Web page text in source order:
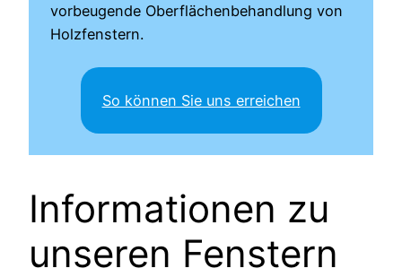
vorbeugende Oberflächenbehandlung von
Holzfenstern.
So können Sie uns erreichen
Informationen zu
unseren Fenstern